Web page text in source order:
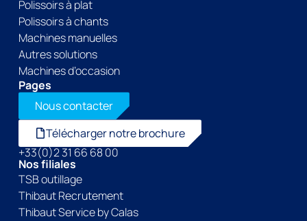
Polissoirs à plat
Polissoirs à chants
Machines manuelles
Autres solutions
Machines d’occasion
Pages
Nous contacter
Télécharger notre brochure
+33(0)2 31 66 68 00
Nos filiales
TSB outillage
Thibaut Recrutement
Thibaut Service by Calas